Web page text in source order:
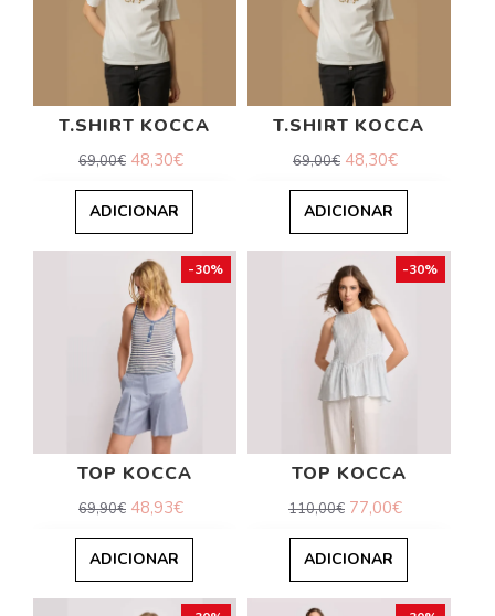
T.SHIRT KOCCA
69,00€ 48,30€
ADICIONAR
T.SHIRT KOCCA
69,00€ 48,30€
ADICIONAR
-30%
TOP KOCCA
69,90€ 48,93€
ADICIONAR
-30%
TOP KOCCA
110,00€ 77,00€
ADICIONAR